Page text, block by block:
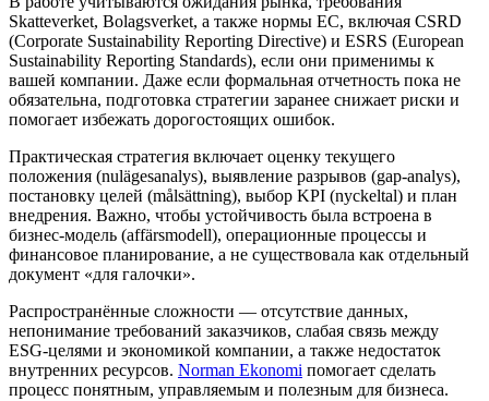
Skatteverket, Bolagsverket, а также нормы ЕС, включая CSRD
(Corporate Sustainability Reporting Directive) и ESRS (European
Sustainability Reporting Standards), если они применимы к
вашей компании. Даже если формальная отчетность пока не
обязательна, подготовка стратегии заранее снижает риски и
помогает избежать дорогостоящих ошибок.
Практическая стратегия включает оценку текущего
положения (nulägesanalys), выявление разрывов (gap-analys),
постановку целей (målsättning), выбор KPI (nyckeltal) и план
внедрения. Важно, чтобы устойчивость была встроена в
бизнес-модель (affärsmodell), операционные процессы и
финансовое планирование, а не существовала как отдельный
документ «для галочки».
Распространённые сложности — отсутствие данных,
непонимание требований заказчиков, слабая связь между
ESG-целями и экономикой компании, а также недостаток
внутренних ресурсов. Norman Ekonomi помогает сделать
процесс понятным, управляемым и полезным для бизнеса.